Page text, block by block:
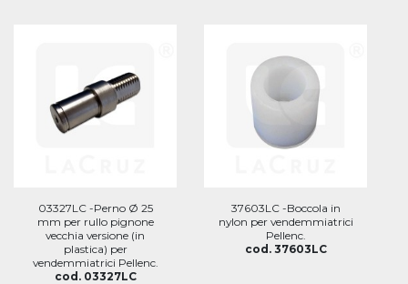
03327LC -Perno Ø 25
mm per rullo pignone
vecchia versione (in
plastica) per
vendemmiatrici Pellenc.
cod. 03327LC
37603LC -Boccola in
nylon per vendemmiatrici
Pellenc.
cod. 37603LC